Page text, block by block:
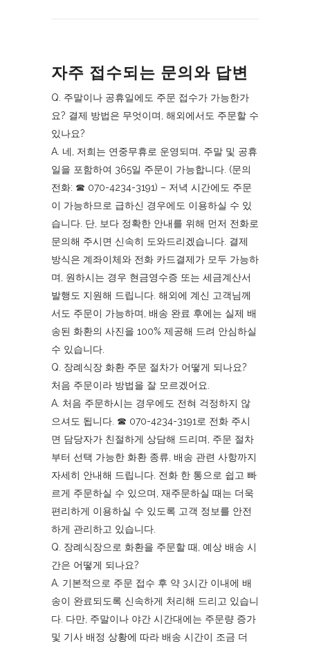
자주 접수되는 문의와 답변
Q. 주말이나 공휴일에도 주문 접수가 가능한가
요? 결제 방법은 무엇이며, 해외에서도 주문할 수
있나요?
A. 네, 저희는 연중무휴로 운영되며, 주말 및 공휴
일을 포함하여 365일 주문이 가능합니다. (문의
전화: ☎︎ 070-4234-3191) – 저녁 시간에도 주문
이 가능하므로 급하신 경우에도 이용하실 수 있
습니다. 단, 보다 정확한 안내를 위해 먼저 전화로
문의해 주시면 신속히 도와드리겠습니다. 결제
방식은 계좌이체와 전화 카드결제가 모두 가능하
며, 원하시는 경우 현금영수증 또는 세금계산서
발행도 지원해 드립니다. 해외에 계신 고객님께
서도 주문이 가능하며, 배송 완료 후에는 실제 배
송된 화환의 사진을 100% 제공해 드려 안심하실
수 있습니다.
Q. 장례식장 화환 주문 절차가 어떻게 되나요?
처음 주문이라 방법을 잘 모르겠어요.
A. 처음 주문하시는 경우에도 전혀 걱정하지 않
으셔도 됩니다. ☎︎ 070-4234-3191로 전화 주시
면 담당자가 친절하게 상담해 드리며, 주문 절차
부터 선택 가능한 화환 종류, 배송 관련 사항까지
자세히 안내해 드립니다. 전화 한 통으로 쉽고 빠
르게 주문하실 수 있으며, 재주문하실 때는 더욱
편리하게 이용하실 수 있도록 고객 정보를 안전
하게 관리하고 있습니다.
Q. 장례식장으로 화환을 주문할 때, 예상 배송 시
간은 어떻게 되나요?
A. 기본적으로 주문 접수 후 약 3시간 이내에 배
송이 완료되도록 신속하게 처리해 드리고 있습니
다. 다만, 주말이나 야간 시간대에는 주문량 증가
및 기사 배정 상황에 따라 배송 시간이 조금 더